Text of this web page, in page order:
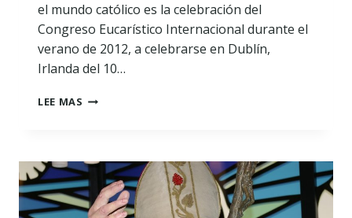
el mundo católico es la celebración del
Congreso Eucarístico Internacional durante el
verano de 2012, a celebrarse en Dublín,
Irlanda del 10…
LEE MAS EL
2012
¿UN
EVENTO
CRISTIANO?